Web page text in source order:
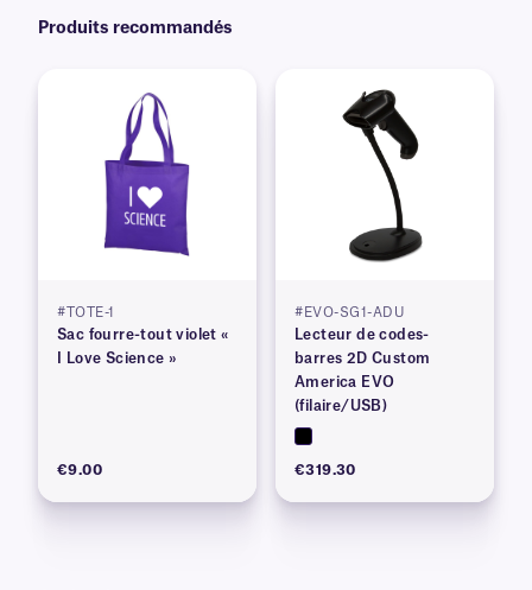
Produits recommandés
#TOTE-1
Sac fourre-tout violet «
I Love Science »
€9.00
#EVO-SG1-ADU
Lecteur de codes-
barres 2D Custom
America EVO
(filaire/USB)
€319.30